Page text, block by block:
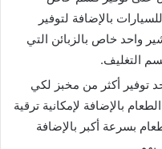
بالإضافة لتوفير
حيث يمكنك توفير 2 كاشير واحد خاص بالزبائن التي
التغليف.
توفير أكثر من مخبز لكي
بالإضافة لإمكانية ترقية
بسرعة أكبر بالإضافة